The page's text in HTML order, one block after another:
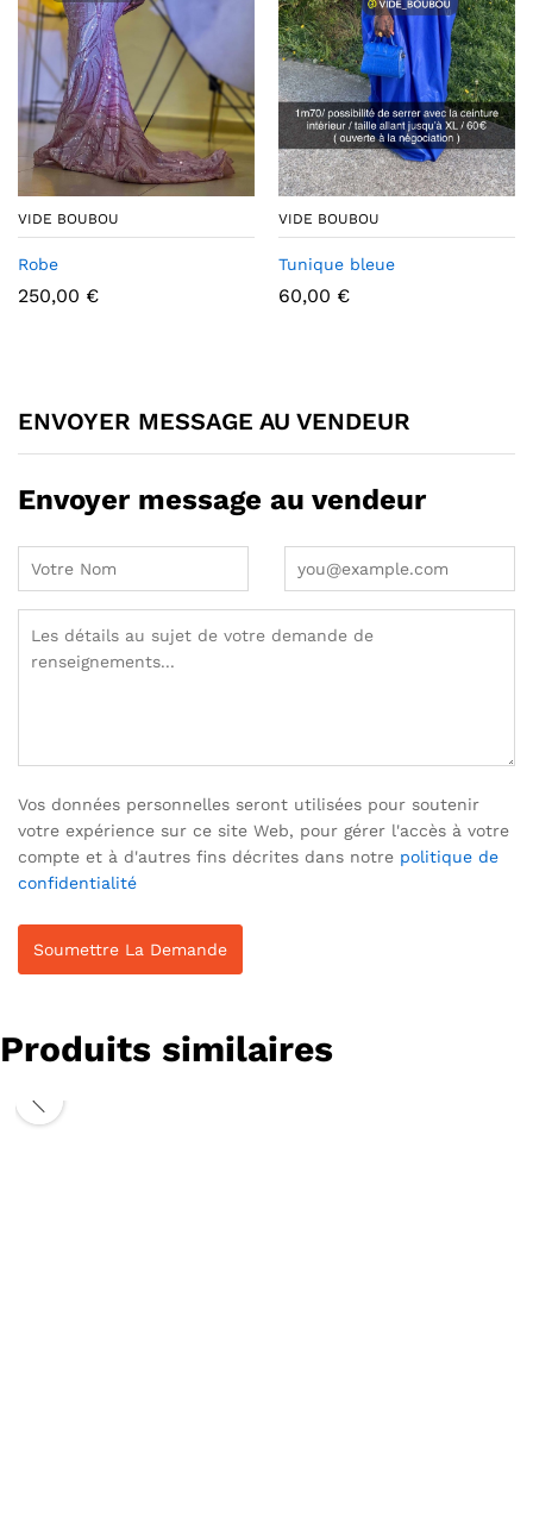
VIDE BOUBOU
Robe
250,00 €
VIDE BOUBOU
Tunique bleue
60,00 €
ENVOYER MESSAGE AU VENDEUR
Envoyer message au vendeur
Vos données personnelles seront utilisées pour soutenir
votre expérience sur ce site Web, pour gérer l'accès à votre
compte et à d'autres fins décrites dans notre politique de
confidentialité
Produits similaires